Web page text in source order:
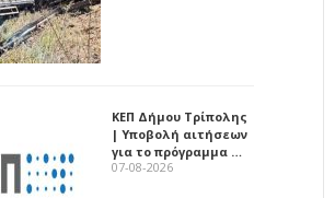
ΚΕΠ Δήμου Τρίπολης
| Υποβολή αιτήσεων
για το πρόγραμμα …
07-08-2026